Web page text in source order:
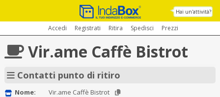
Hai un'attività?
Accedi Registrati Ritira Spedisci Prezzi
Vir.ame Caffè Bistrot
Contatti punto di ritiro
Nome:
Vir.ame Caffè Bistrot